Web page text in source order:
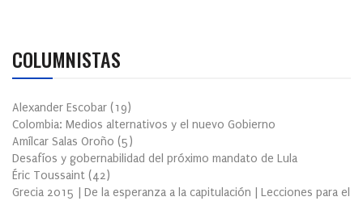
COLUMNISTAS
Alexander Escobar (19)
Colombia: Medios alternativos y el nuevo Gobierno
Amílcar Salas Oroño (5)
Desafíos y gobernabilidad del próximo mandato de Lula
Éric Toussaint (42)
Grecia 2015 | De la esperanza a la capitulación | Lecciones para el